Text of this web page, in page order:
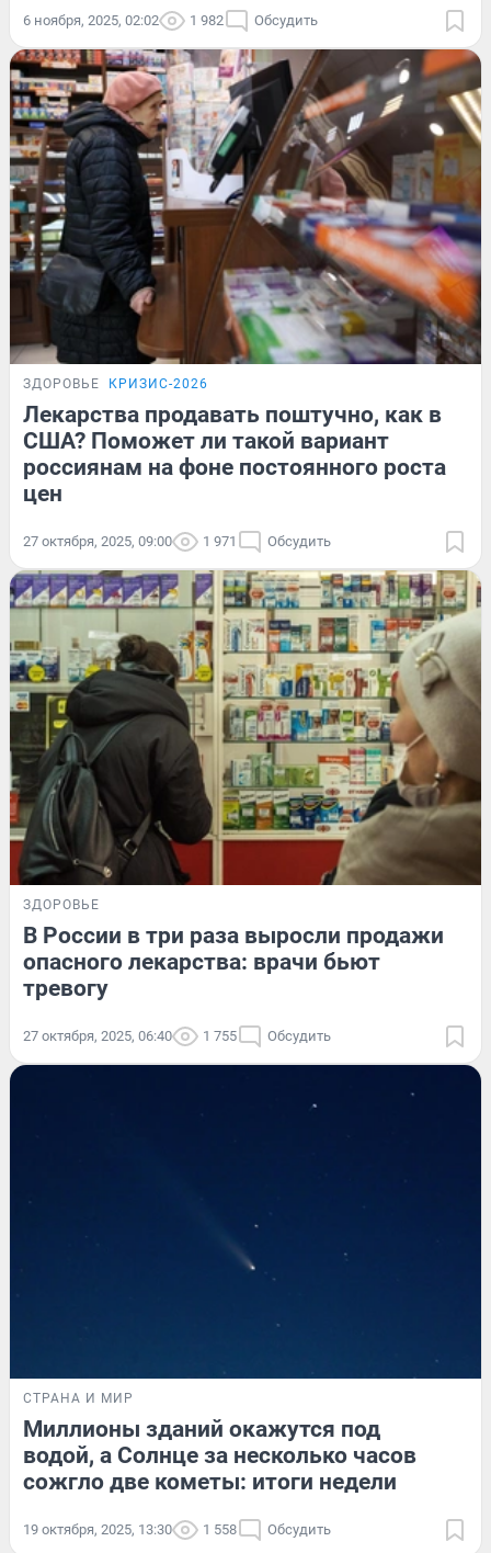
6 ноября, 2025, 02:02 1 982 Обсудить
ЗДОРОВЬЕ КРИЗИС-2026
Лекарства продавать поштучно, как в
США? Поможет ли такой вариант
россиянам на фоне постоянного роста
цен
27 октября, 2025, 09:00 1 971 Обсудить
ЗДОРОВЬЕ
В России в три раза выросли продажи
опасного лекарства: врачи бьют
тревогу
27 октября, 2025, 06:40 1 755 Обсудить
СТРАНА И МИР
Миллионы зданий окажутся под
водой, а Солнце за несколько часов
сожгло две кометы: итоги недели
19 октября, 2025, 13:30 1 558 Обсудить